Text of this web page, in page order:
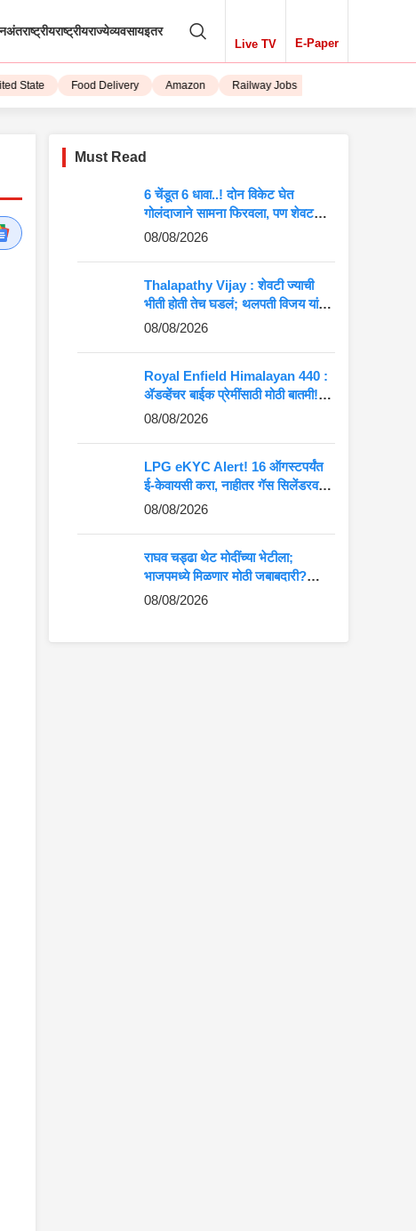
अंतराष्ट्रीयराष्ट्रीयराज्येव्यवसायइतर
Live TV E-Paper
State Food Delivery Amazon Railway Jobs
Must Read
6 चेंडूत 6 धावा..! दोन विकेट घेत
गोलंदाजाने सामना फिरवला, पण शेवटची
एक चूक अन् विजय हातातून गेला
08/08/2026
Thalapathy Vijay : शेवटी ज्याची
भीती होती तेच घडलं; थलपती विजय यांना
मोठा झटका, 37 खासदारांची दांडी!
08/08/2026
Royal Enfield Himalayan 440 :
ॲडव्हेंचर बाईक प्रेमींसाठी मोठी बातमी!
दमदार हिमालयन 440 लवकरच बाजारात
08/08/2026
LPG eKYC Alert! 16 ऑगस्टपर्यंत
ई-केवायसी करा, नाहीतर गॅस सिलेंडरवर
येणार संकट?
08/08/2026
राघव चड्ढा थेट मोदींच्या भेटीला;
भाजपमध्ये मिळणार मोठी जबाबदारी?
पंजाबमध्ये चर्चांना उधाण
08/08/2026